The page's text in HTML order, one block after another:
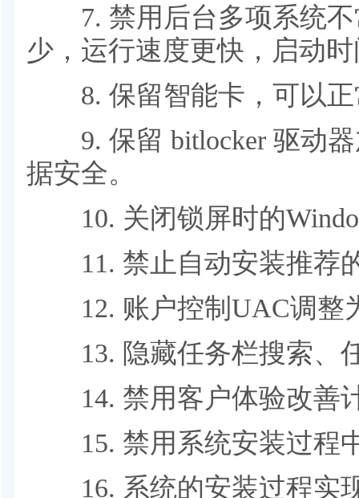
7. 禁用后台多项系统不
少，运行速度更快，启动
8. 保留智能卡，可以正
9. 保留 bitlocker 驱动器
据安全。
10. 关闭锁屏时的
11. 禁止自动安装推荐
12. 账户控制UAC调整
13. 隐藏任务栏搜索、
14. 禁用客户体验改善
15. 禁用系统安装过程
16. 系统的安装过程实